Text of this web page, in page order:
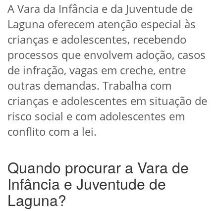
A Vara da Infância e da Juventude de
Laguna oferecem atenção especial às
crianças e adolescentes, recebendo
processos que envolvem adoção, casos
de infração, vagas em creche, entre
outras demandas. Trabalha com
crianças e adolescentes em situação de
risco social e com adolescentes em
conflito com a lei.
Quando procurar a Vara de
Infância e Juventude de
Laguna?